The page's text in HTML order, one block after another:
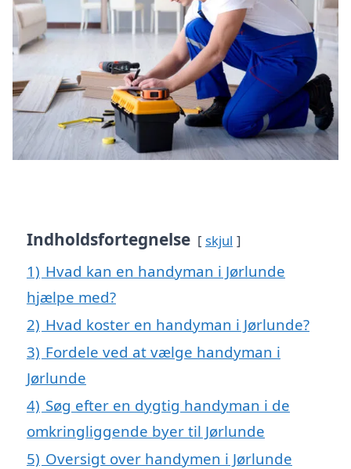
Indholdsfortegnelse skjul
1) Hvad kan en handyman i Jørlunde
hjælpe med?
2) Hvad koster en handyman i Jørlunde?
3) Fordele ved at vælge handyman i
Jørlunde
4) Søg efter en dygtig handyman i de
omkringliggende byer til Jørlunde
5) Oversigt over handymen i Jørlunde